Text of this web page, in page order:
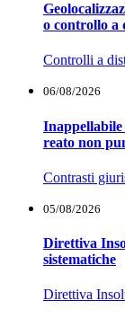
o controllo a
Controlli a
06/08/2026
Inappellabile
reato non
Contrasti
05/08/2026
Direttiva
sistematiche
Direttiva